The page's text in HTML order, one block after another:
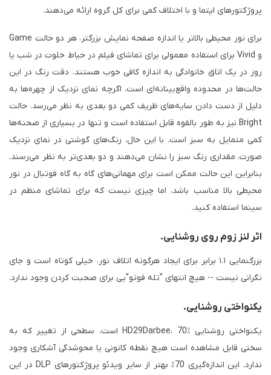
پروژکتورهای اپتما و با اختلاف کمی برای کل گروه ارائه می‌دهند.
برای نور محیطی بالاتر یا اندازه صفحه نمایش بزرگتر، هر دو حالت Game
و Vivid برای استفاده معمولی برای تماشای فیلم در حیاط خلوت در شب یا
روز در یک اتاق خانوادگی به اندازه کافی خوب هستند. دقت رنگ در این
حالت‌ها در محدوده واقع‌بینانه‌ای است، اگرچه نمای نزدیک از چهره‌ها به
دلیل از دست دادن سایه‌های ظریف کمی دو بعدی به نظر می‌رسد. حالت
Bright نیز به طور بالقوه قابل استفاده است و تنها در بسیاری از صحنه‌ها
کمی متمایل به سبز است. با این حال، رنگ‌های گوشتی در نمای نزدیک
صورت، مقداری رنگ سبز را نشان می‌دهند و دو بعدی‌تر به نظر می‌رسند.
بنابراین این حالت ممکن است برای مهمانی‌های گاه به گاه فوتبال در نور
محیطی بالا مناسب باشد، اما چیزی نیست که برای تماشای منظم در
سینما استفاده کنید.
اثر لنز زوم روی روشنایی.
بزرگنمایی ۱.۱ برابر برای ایجاد هرگونه اتلاف نور، خیلی کوتاه است و جای
نگرانی نیست -- هیچ انتهای "تله فوتو"یی برای صحبت کردن وجود ندارد.
یکنواختی روشنایی.
یکنواختی روشنایی HD29Darbee، 70٪ است، سطحی از تغییر که به
سختی قابل مشاهده است هیچ نقطه کانونی یا محوشدگی آشکاری وجود
ندارد. این اندازه‌گیری 70٪ بهتر از سایر ویدئو پروژکتورهای DLP در این